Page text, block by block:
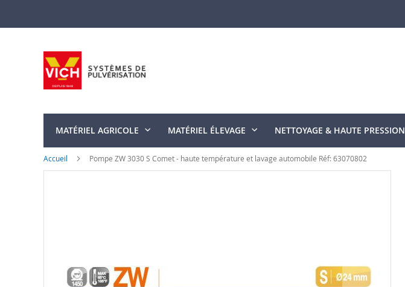
contenu
MATÉRIEL AGRICOLE MATÉRIEL ÉLEVAGE NETTOYAGE & HAUTE PRESSION
Accueil Pompe ZW 3030 S Comet - haute température et lavage automobile Réf: 63070802